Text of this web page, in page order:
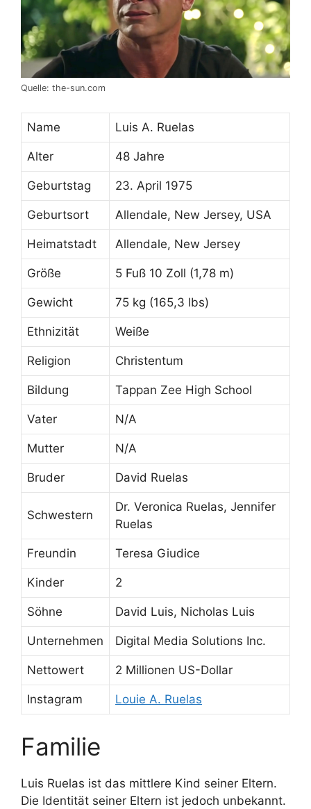
Quelle: the-sun.com
Name Luis A. Ruelas
Alter 48 Jahre
Geburtstag 23. April 1975
Geburtsort Allendale, New Jersey, USA
Heimatstadt Allendale, New Jersey
Größe 5 Fuß 10 Zoll (1,78 m)
Gewicht 75 kg (165,3 lbs)
Ethnizität Weiße
Religion Christentum
Bildung Tappan Zee High School
Vater N/A
Mutter N/A
Bruder David Ruelas
Schwestern
Dr. Veronica Ruelas, Jennifer
Ruelas
Freundin Teresa Giudice
Kinder 2
Söhne David Luis, Nicholas Luis
Unternehmen Digital Media Solutions Inc.
Nettowert 2 Millionen US-Dollar
Instagram Louie A. Ruelas
Familie
Luis Ruelas ist das mittlere Kind seiner Eltern.
Die Identität seiner Eltern ist jedoch unbekannt.